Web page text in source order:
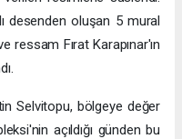
desenden oluşan 5 mural
ressam Fırat Karapınar'ın
Selvitopu, bölgeye değer
açıldığı günden bu